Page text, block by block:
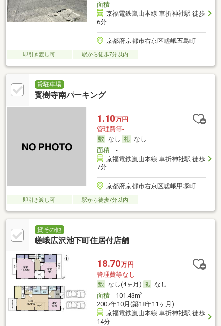
面積-
京福電鉄嵐山本線 車折神社駅 徒歩
6分
京都府京都市右京区嵯峨五島町
即引き渡し可 駅から徒歩7分以内
貸駐車場
寳樹寺南パーキング
1.10万円
管理費等-
なし
なし
面積-
京福電鉄嵐山本線 車折神社駅 徒歩
7分
京都府京都市右京区嵯峨甲塚町
即引き渡し可 駅から徒歩7分以内
貸その他
嵯峨広沢池下町住居付店舗
18.70万円
管理費等なし
なし(4ヶ月)
なし
面積101.43m2
2007年10月(築18年11ヶ月)
京福電鉄嵐山本線 車折神社駅 徒歩
14分